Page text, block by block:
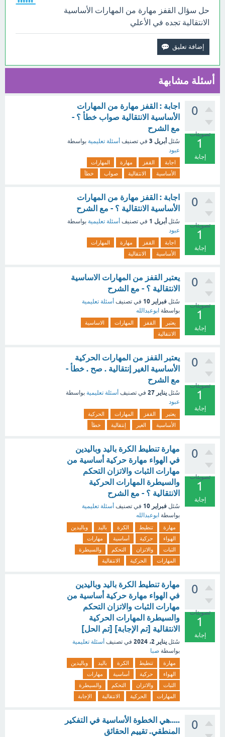
حل سؤال القفز مهارة من المهارات الأساسية
الانتقالية تجده في الأعلي
أسئلة مشابهة
0
تصويتات
1
إجابة
اجابة : القفز مهارة من المهارات
الأساسية الانتقالية صواب خطأ ؟ -
مع الشرح
سُئل أبريل 3 في تصنيف أسئلة تعليمية بواسطة
عبود
اجابة القفز مهارة
المهارات
الأساسية
الانتقالية صواب خطأ
0
تصويتات
1
إجابة
اجابة : القفز مهارة من المهارات
الأساسية الانتقالية ؟ - مع الشرح
سُئل أبريل 1 في تصنيف أسئلة تعليمية بواسطة
عبود
اجابة القفز مهارة
المهارات
الأساسية
الانتقالية
0
تصويتات
1
إجابة
يعتبر القفز من المهارات الاساسية
الانتقالية ؟ - مع الشرح
سُئل فبراير 10 في تصنيف أسئلة تعليمية
بواسطة ابوعبدالله
يعتبر القفز المهارات
الاساسية
الانتقالية
0
تصويتات
1
إجابة
يعتبر القفز من المهارات الحركية
الأساسية الغير إنتقالية . صح . خطأ -
مع الشرح
سُئل يناير 27 في تصنيف أسئلة تعليمية بواسطة
عبود
يعتبر القفز المهارات
الحركية
الأساسية
الغير إنتقالية خطأ
0
تصويتات
1
إجابة
مهارة تنطيط الكرة باليد وباليدين
في الهواء مهارة حركية أساسية من
مهارات الثبات والاتزان التحكم
والسيطرة المهارات الحركية
الانتقالية ؟ - مع الشرح
سُئل فبراير 10 في تصنيف أسئلة تعليمية
بواسطة ابوعبدالله
مهارة تنطيط الكرة باليد
وباليدين
الهواء
حركية أساسية
مهارات
الثبات
والاتزان التحكم
والسيطرة
المهارات
الحركية الانتقالية
0
تصويتات
1
إجابة
مهارة تنطيط الكرة باليد وباليدين
في الهواء مهارة حركية أساسية من
مهارات الثبات والاتزان التحكم
والسيطرة المهارات الحركية
الانتقالية [تم الإجابة] [تم الحل]
سُئل يناير 2، 2024 في تصنيف أسئلة تعليمية
بواسطة صبا
مهارة تنطيط الكرة باليد
وباليدين
الهواء
حركية أساسية
مهارات
الثبات
والاتزان التحكم
والسيطرة
المهارات
الحركية الانتقالية الإجابة
0
.....هي الخطوة الأساسية في التفكير
المنطقي. تقييم الحقائق